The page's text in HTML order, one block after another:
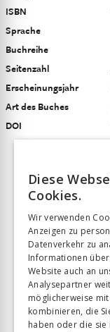
ISBN
Sprache
Buchreihe
Seitenzahl
Erscheinungsjahr
Art des Buches
DOI
Diese
Cookies.
Wir verwenden
Anzeigen zu
Datenverkehr zu
Informationen
Website auch an
Analysepartner
möglicherweise
kombinieren, die
haben oder die sie